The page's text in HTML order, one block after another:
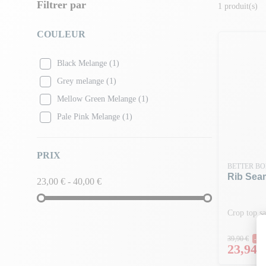
Filtrer par
COULEUR
Black Melange (1)
Grey melange (1)
Mellow Green Melange (1)
Pale Pink Melange (1)
PRIX
23,00 € - 40,00 €
1 produit(s)
BETTER
Rib
Crop top
Prix
39,90 € -
Prix
23,94 €